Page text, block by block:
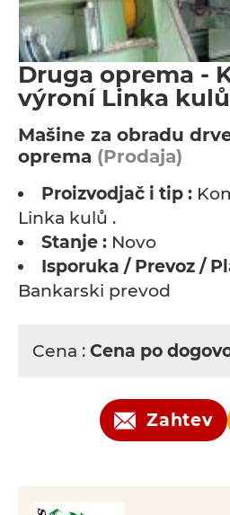
Druga oprema -
výroní Linka
Мašine za obradu
oprema (Prodaja)
Proizvodjač i tip :
Linka kulů .
Stanje : Novo
Isporuka / Prevoz /
Bankarski prevod
Cena : Cena po
Zahtev